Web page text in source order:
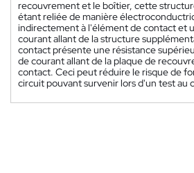
recouvrement et le boîtier, cette
étant reliée de manière
indirectement à l'élément de contact et
courant allant de la structure
contact présente une résistance
de courant allant de la plaque de
contact. Ceci peut réduire le risque de
circuit pouvant survenir lors d'un test au